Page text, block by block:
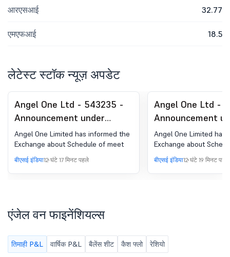
आरएसआई 32.77
एमएफआई 18.5
लेटेस्ट स्टॉक न्यूज़ अपडेट
Angel One Ltd - 543235 -
Announcement under
Regulation 30 (LODR)-
Analyst / Investor Meet -
Intimation
Angel One Limited has informed the
Exchange about Schedule of meet
बीएसई इंडिया12 घंटे 17 मिनट पहले
Angel One Ltd -
Announcement
Regulation 30
Analyst /
Intimation
Angel One Limited has
Exchange about
बीएसई इंडिया12 घंटे 19 मिनट पहले
एंजेल वन फाइनेंशियल्स
तिमाही P&L वार्षिक P&L बैलेंस शीट कैश फ्लो रेशियो